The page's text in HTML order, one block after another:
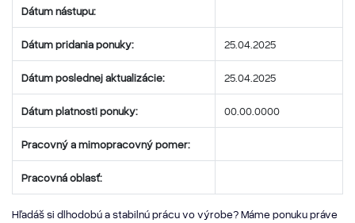
Dátum nástupu:
Dátum pridania ponuky: 25.04.2025
Dátum poslednej aktualizácie: 25.04.2025
Dátum platnosti ponuky: 00.00.0000
Pracovný a mimopracovný pomer:
Pracovná oblasť:
Hľadáš si dlhodobú a stabilnú prácu vo výrobe? Máme ponuku práve